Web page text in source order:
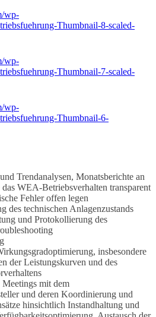
Trendanalysen, Monatsberichte an
WEA-Betriebsverhalten transparent
Fehler offen legen
des technischen Anlagenzustands
und Protokollierung des
insbesondere
der Leistungskurven und des
mit dem
und deren Koordinierung und
hinsichtlich Instandhaltung und